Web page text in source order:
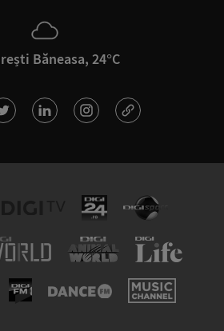
Băneasa, 24°C